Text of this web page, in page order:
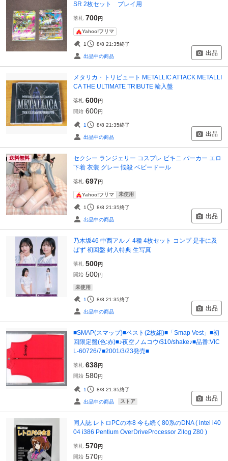
SR 2枚セット プレイ用
落札 700円
Yahoo!フリマ
1 8/8 21:35終了
出品中の商品 出品
メタリカ・トリビュート METALLIC ATTACK METALLI
CA THE ULTIMATE TRIBUTE 輸入盤
落札 600円
開始 600円
1 8/8 21:35終了
出品中の商品 出品
送料無料
セクシー ランジェリー コスプレ ビキニ パーカー エロ
下着 衣装 グレー 悩殺 ベビードール
落札 697円
Yahoo!フリマ 未使用
1 8/8 21:35終了
出品中の商品 出品
乃木坂46 中西アルノ 4種 4枚セット コンプ 是非に及
ばず 初回盤 封入特典 生写真
落札 500円
開始 500円
未使用
1 8/8 21:35終了
出品中の商品 出品
■SMAP(スマップ)■ベスト(2枚組)■「Smap Vest」■初
回限定盤(色:赤)■♪夜空ノムコウ/$10/shake♪■品番:VIC
L-60726/7■2001/3/23発売■
落札 638円
開始 580円
1 8/8 21:35終了
出品中の商品 ストア 出品
同人誌 レトロPCの本8 今も続く80系のDNA ( intel i40
04 i386 Pentium OverDriveProcessor Zilog Z80 )
落札 570円
開始 570円